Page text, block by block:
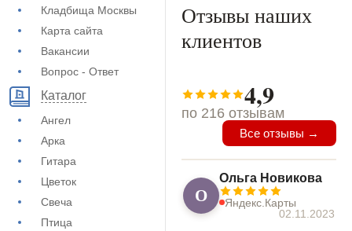
Кладбища Москвы
Карта сайта
Вакансии
Вопрос - Ответ
Каталог
Ангел
Арка
Гитара
Цветок
Свеча
Птица
Отзывы наших
клиентов
4,9
по 216 отзывам
Все отзывы →
О
Ольга Новикова
Яндекс.Карты
02.11.2023